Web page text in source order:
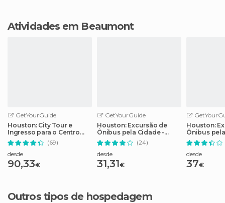
Atividades em Beaumont
GetYourGuide
Houston: City Tour e
Ingresso para o Centro
Espacial da NASA
(69)
desde
90,33€
GetYourGuide
Houston: Excursão de
Ônibus pela Cidade -
Bilhete de 2 Dias
(24)
desde
31,31€
Houston:
Ônibus
desde
37€
Outros tipos de hospedagem